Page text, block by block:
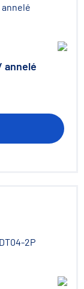
annelé